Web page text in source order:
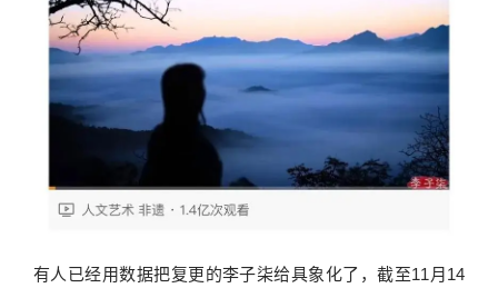
有人已经用数据把复更的李子柒给具象化了，截至11月14